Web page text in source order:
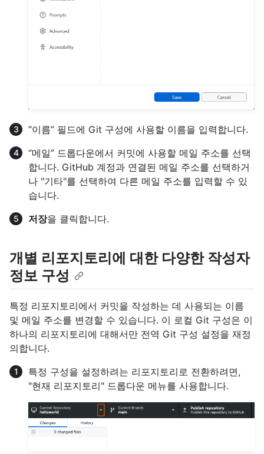
“이름” 필드에 Git 구성에 사용할 이름을 입력합니다.
“메일” 드롭다운에서 커밋에 사용할 메일 주소를 선택
합니다. GitHub 계정과 연결된 메일 주소를 선택하거
나 "기타"를 선택하여 다른 메일 주소를 입력할 수 있
습니다.
저장을 클릭합니다.
개별 리포지토리에 대한 다양한 작성자
정보 구성
특정 리포지토리에서 커밋을 작성하는 데 사용되는 이름
및 메일 주소를 변경할 수 있습니다. 이 로컬 Git 구성은 이
하나의 리포지토리에 대해서만 전역 Git 구성 설정을 재정
의합니다.
특정 구성을 설정하려는 리포지토리로 전환하려면,
"현재 리포지토리" 드롭다운 메뉴를 사용합니다.